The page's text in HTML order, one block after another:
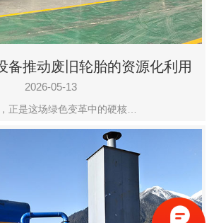
备推动废旧轮胎的资源化利用
2026-05-13
正是这场绿色变革中的硬核…